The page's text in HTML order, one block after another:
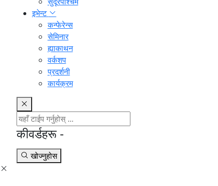
इभेन्ट
कन्फेरेन्स
सेमिनार
ह्याकाथन
वर्कशप
प्रदर्शनी
कार्यक्रम
कीवर्डहरू -
खोज्नुहोस